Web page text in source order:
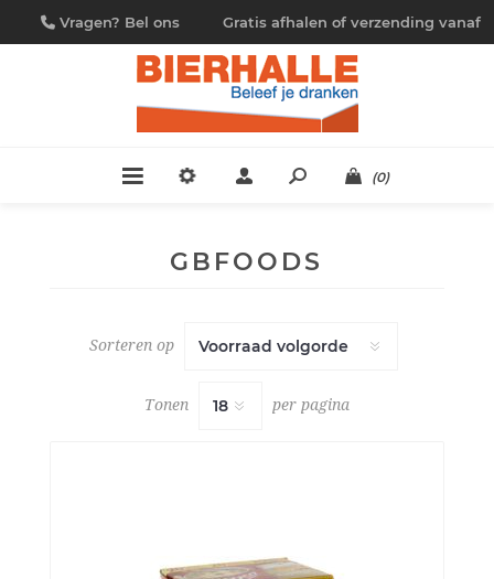
Vragen? Bel ons
09/230.88.44
Gratis afhalen of verzending vanaf
€ 4,95
(0)
GBFOODS
Sorteren op
Tonen per pagina